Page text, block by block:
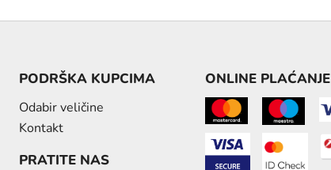
PODRŠKA KUPCIMA
Odabir veličine
Kontakt
PRATITE NAS
ONLINE PLAĆANJE